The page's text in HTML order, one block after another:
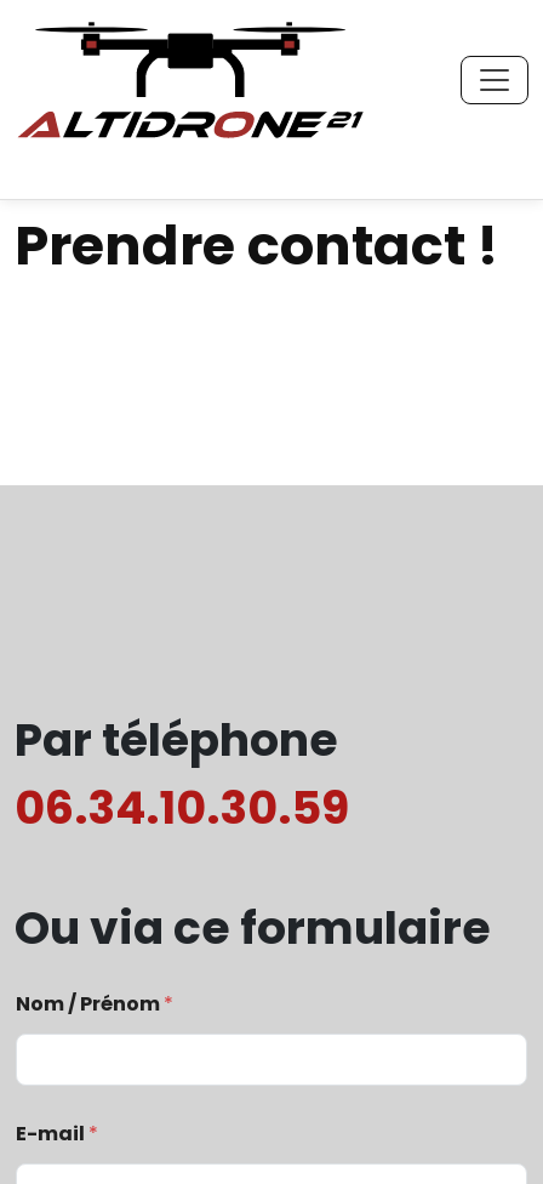
Prendre contact !
Par téléphone
06.34.10.30.59
Ou via ce formulaire
Nom / Prénom*
E-mail *